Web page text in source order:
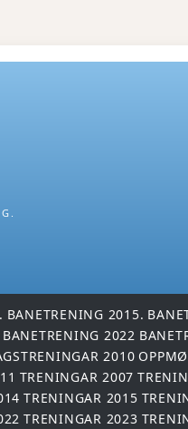
BANETRENING 2015.
BANETRENING 2022
2010
TRENINGAR 2007
TRENINGAR 2015
TRENINGAR 2023